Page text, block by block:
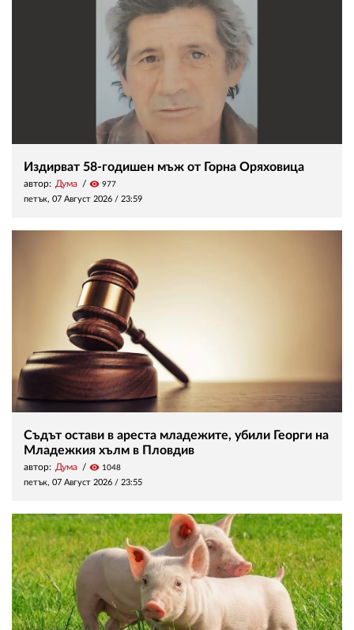
Издирват 58-годишен мъж от Горна Оряховица
автор: Дума visibility 977
петък, 07 Август 2026 / 23:59
Съдът остави в ареста младежите, убили Георги на
Младежкия хълм в Пловдив
автор: Дума visibility 1048
петък, 07 Август 2026 / 23:55